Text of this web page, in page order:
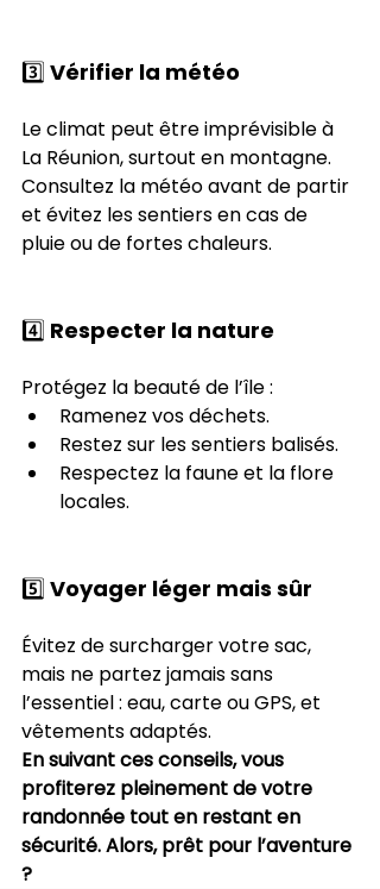
3️⃣ Vérifier la météo
Le climat peut être imprévisible à
La Réunion, surtout en montagne.
Consultez la météo avant de partir
et évitez les sentiers en cas de
pluie ou de fortes chaleurs.
4️⃣ Respecter la nature
Protégez la beauté de l’île :
Ramenez vos déchets.
Restez sur les sentiers balisés.
Respectez la faune et la flore
locales.
5️⃣ Voyager léger mais sûr
Évitez de surcharger votre sac,
mais ne partez jamais sans
l’essentiel : eau, carte ou GPS, et
vêtements adaptés.
En suivant ces conseils, vous
profiterez pleinement de votre
randonnée tout en restant en
sécurité. Alors, prêt pour l’aventure
?